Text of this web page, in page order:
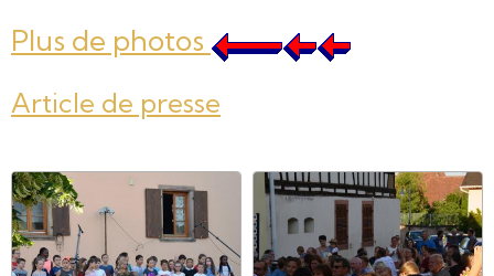
Plus de photos
Article de presse